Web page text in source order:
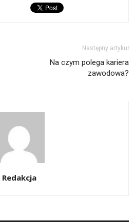
Następny artykuł
Na czym polega kariera
zawodowa?
Redakcja